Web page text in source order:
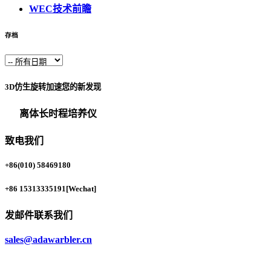
WEC技术前瞻
存档
3D仿生旋转加速您的新发现
离体长时程培养仪
致电我们
+86(010) 58469180
+86 15313335191 [Wechat]
发邮件联系我们
sales@adawarbler.cn